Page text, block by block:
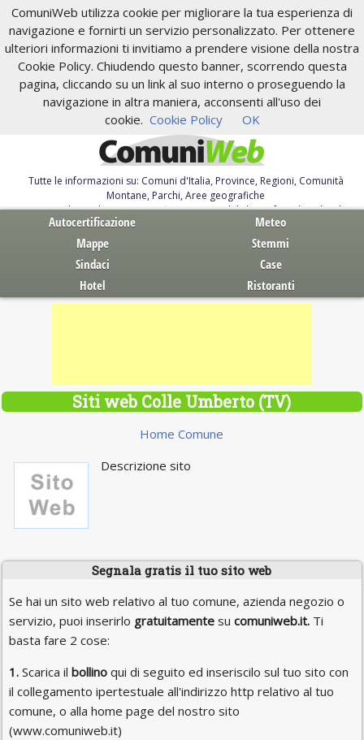
ComuniWeb utilizza cookie per migliorare la tua esperienza di
navigazione e fornirti un servizio personalizzato. Per ottenere
ulteriori informazioni ti invitiamo a prendere visione della nostra
Cookie Policy. Chiudendo questo banner, scorrendo questa
pagina, cliccando su un link al suo interno o proseguendo la
navigazione in altra maniera, acconsenti all'uso dei
cookie. Cookie Policy OK
Tutte le informazioni su: Comuni d'Italia, Province, Regioni, Comunità
Montane, Parchi, Aree geografiche
Servizi al Cittadino. Autocertificazione, moduli, leggi, free download
Autocertificazione
Meteo
Mappe
Stemmi
Sindaci
Case
Hotel
Ristoranti
Siti web Colle Umberto (TV)
Home Comune
Descrizione sito
Segnala gratis il tuo sito web
Se hai un sito web relativo al tuo comune, azienda negozio o
servizio, puoi inserirlo gratuitamentesu comuniweb.it.Ti
basta fare 2 cose:
1.Scarica il bollinoqui di seguito ed inseriscilo sul tuo sito con
il collegamento ipertestuale all'indirizzo http relativo al tuo
comune, o alla home page del nostro sito
(www.comuniweb.it)